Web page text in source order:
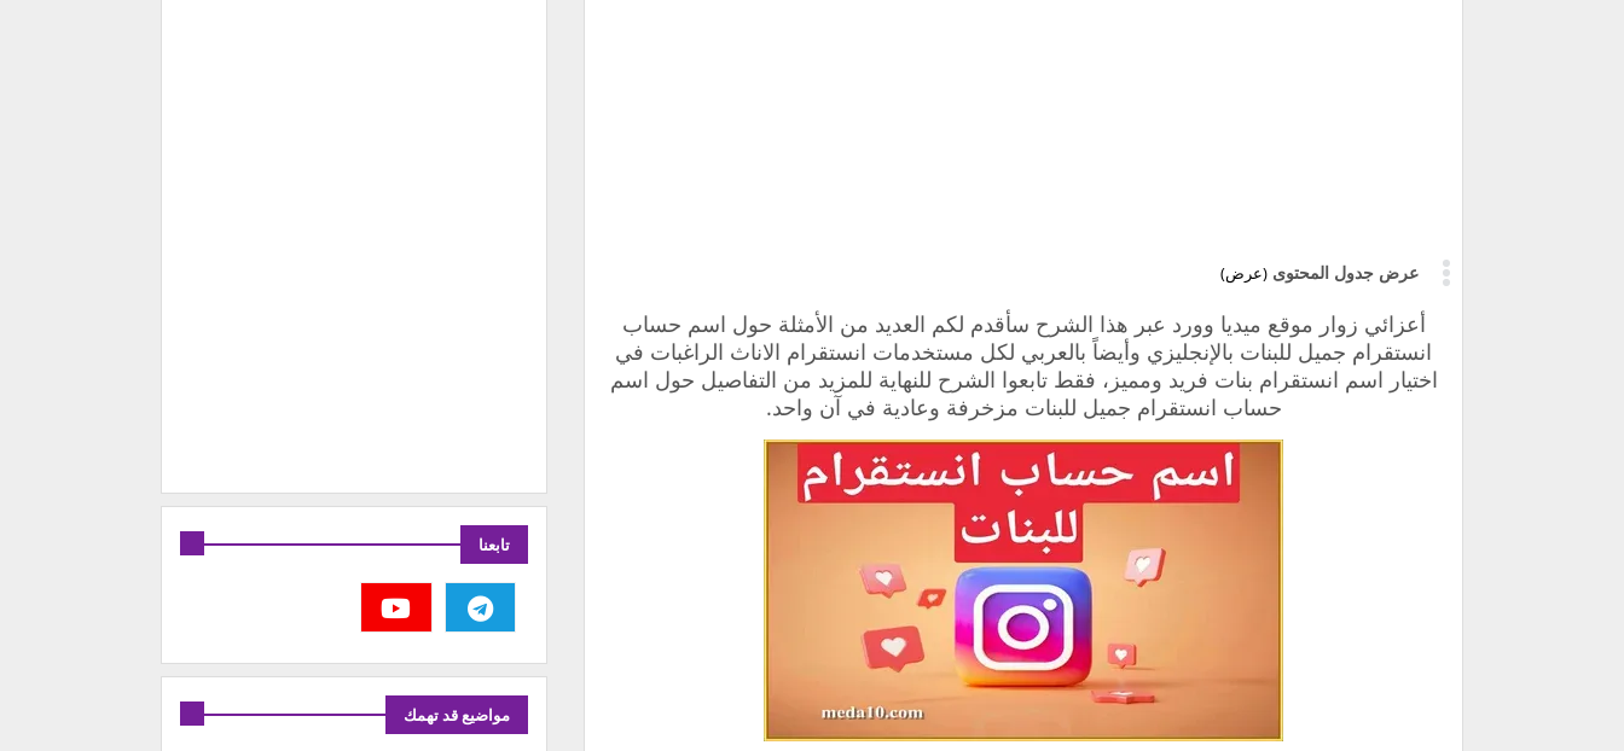
عرض جدول المحتوى (عرض)
أعزائي زوار موقع ميديا وورد عبر هذا الشرح سأقدم لكم العديد من الأمثلة حول اسم حساب
انستقرام جميل للبنات بالإنجليزي وأيضاً بالعربي لكل مستخدمات انستقرام الاناث الراغبات في
اختيار اسم انستقرام بنات فريد ومميز، فقط تابعوا الشرح للنهاية للمزيد من التفاصيل حول اسم
حساب انستقرام جميل للبنات مزخرفة وعادية في آن واحد.
تابعنا
مواضيع قد تهمك